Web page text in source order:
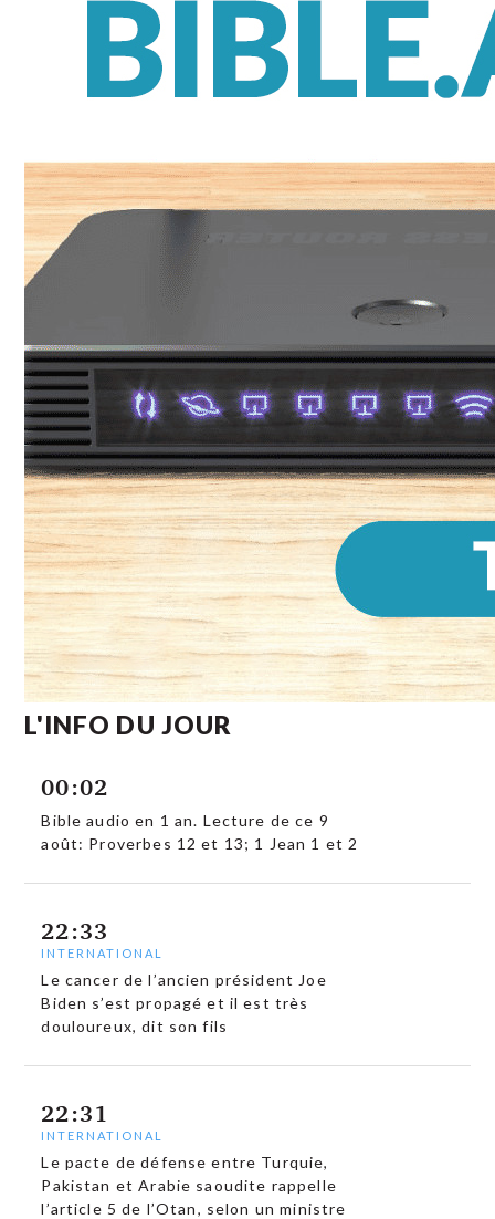
L'INFO DU JOUR
00:02
Bible audio en 1 an. Lecture de ce 9
août: Proverbes 12 et 13; 1 Jean 1 et 2
22:33
INTERNATIONAL
Le cancer de l’ancien président Joe
Biden s’est propagé et il est très
douloureux, dit son fils
22:31
INTERNATIONAL
Le pacte de défense entre Turquie,
Pakistan et Arabie saoudite rappelle
l’article 5 de l’Otan, selon un ministre